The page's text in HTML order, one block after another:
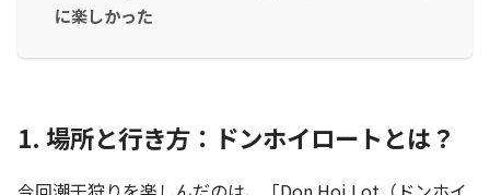
に楽しかった
1. 場所と行き方：ドンホイロートとは？